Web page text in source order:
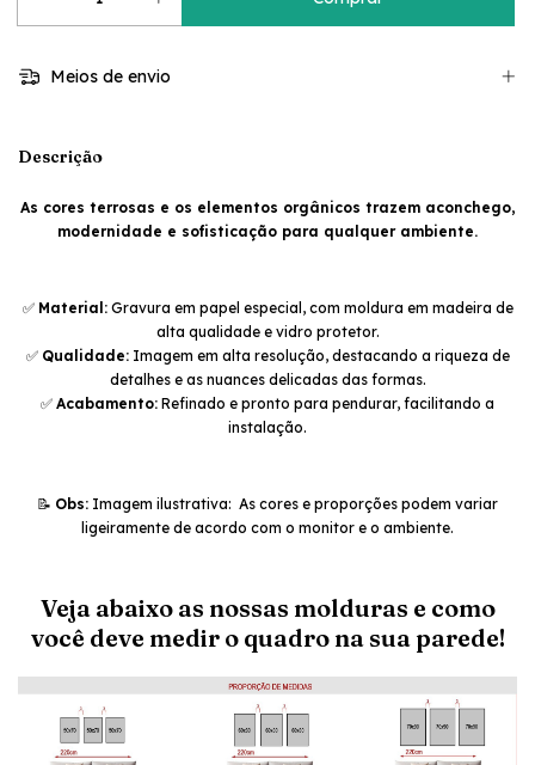
Meios de envio
Descrição
As cores terrosas e os elementos orgânicos trazem aconchego,
modernidade e sofisticação para qualquer ambiente.
✅ Material:Gravura em papel especial, com moldura em madeira de
alta qualidade e vidro protetor.
✅ Qualidade:Imagem em alta resolução, destacando a riqueza de
detalhes e as nuances delicadas das formas.
✅ Acabamento: Refinado e pronto para pendurar, facilitando a
instalação.
📝 Obs: Imagem ilustrativa: As cores e proporções podem variar
ligeiramente de acordo com o monitor e o ambiente.
Veja abaixo as nossas molduras e como
você deve medir o quadro na sua parede!